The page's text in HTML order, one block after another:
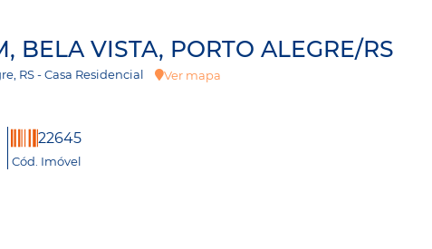
BELA VISTA, PORTO ALEGRE/RS
RS - Casa Residencial Ver mapa
22645
Cód. Imóvel